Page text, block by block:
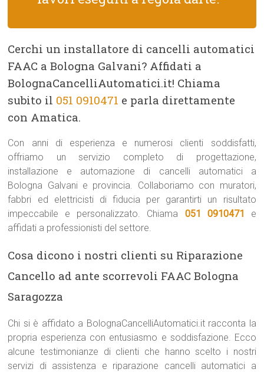
Cerchi un installatore di cancelli automatici
FAAC a Bologna Galvani? Affidati a
BolognaCancelliAutomatici.it! Chiama
subito il 051 0910471 e parla direttamente
con Amatica.
Con anni di esperienza e numerosi clienti soddisfatti,
offriamo un servizio completo di progettazione,
installazione e automazione di cancelli automatici a
Bologna Galvani e provincia. Collaboriamo con muratori,
fabbri ed elettricisti di fiducia per garantirti un risultato
impeccabile e personalizzato. Chiama 051 0910471 e
affidati a professionisti del settore.
Cosa dicono i nostri clienti su Riparazione
Cancello ad ante scorrevoli FAAC Bologna
Saragozza
Chi si è affidato a BolognaCancelliAutomatici.it racconta la
propria esperienza con entusiasmo e soddisfazione. Ecco
alcune testimonianze di clienti che hanno scelto i nostri
servizi di assistenza e riparazione cancelli automatici a